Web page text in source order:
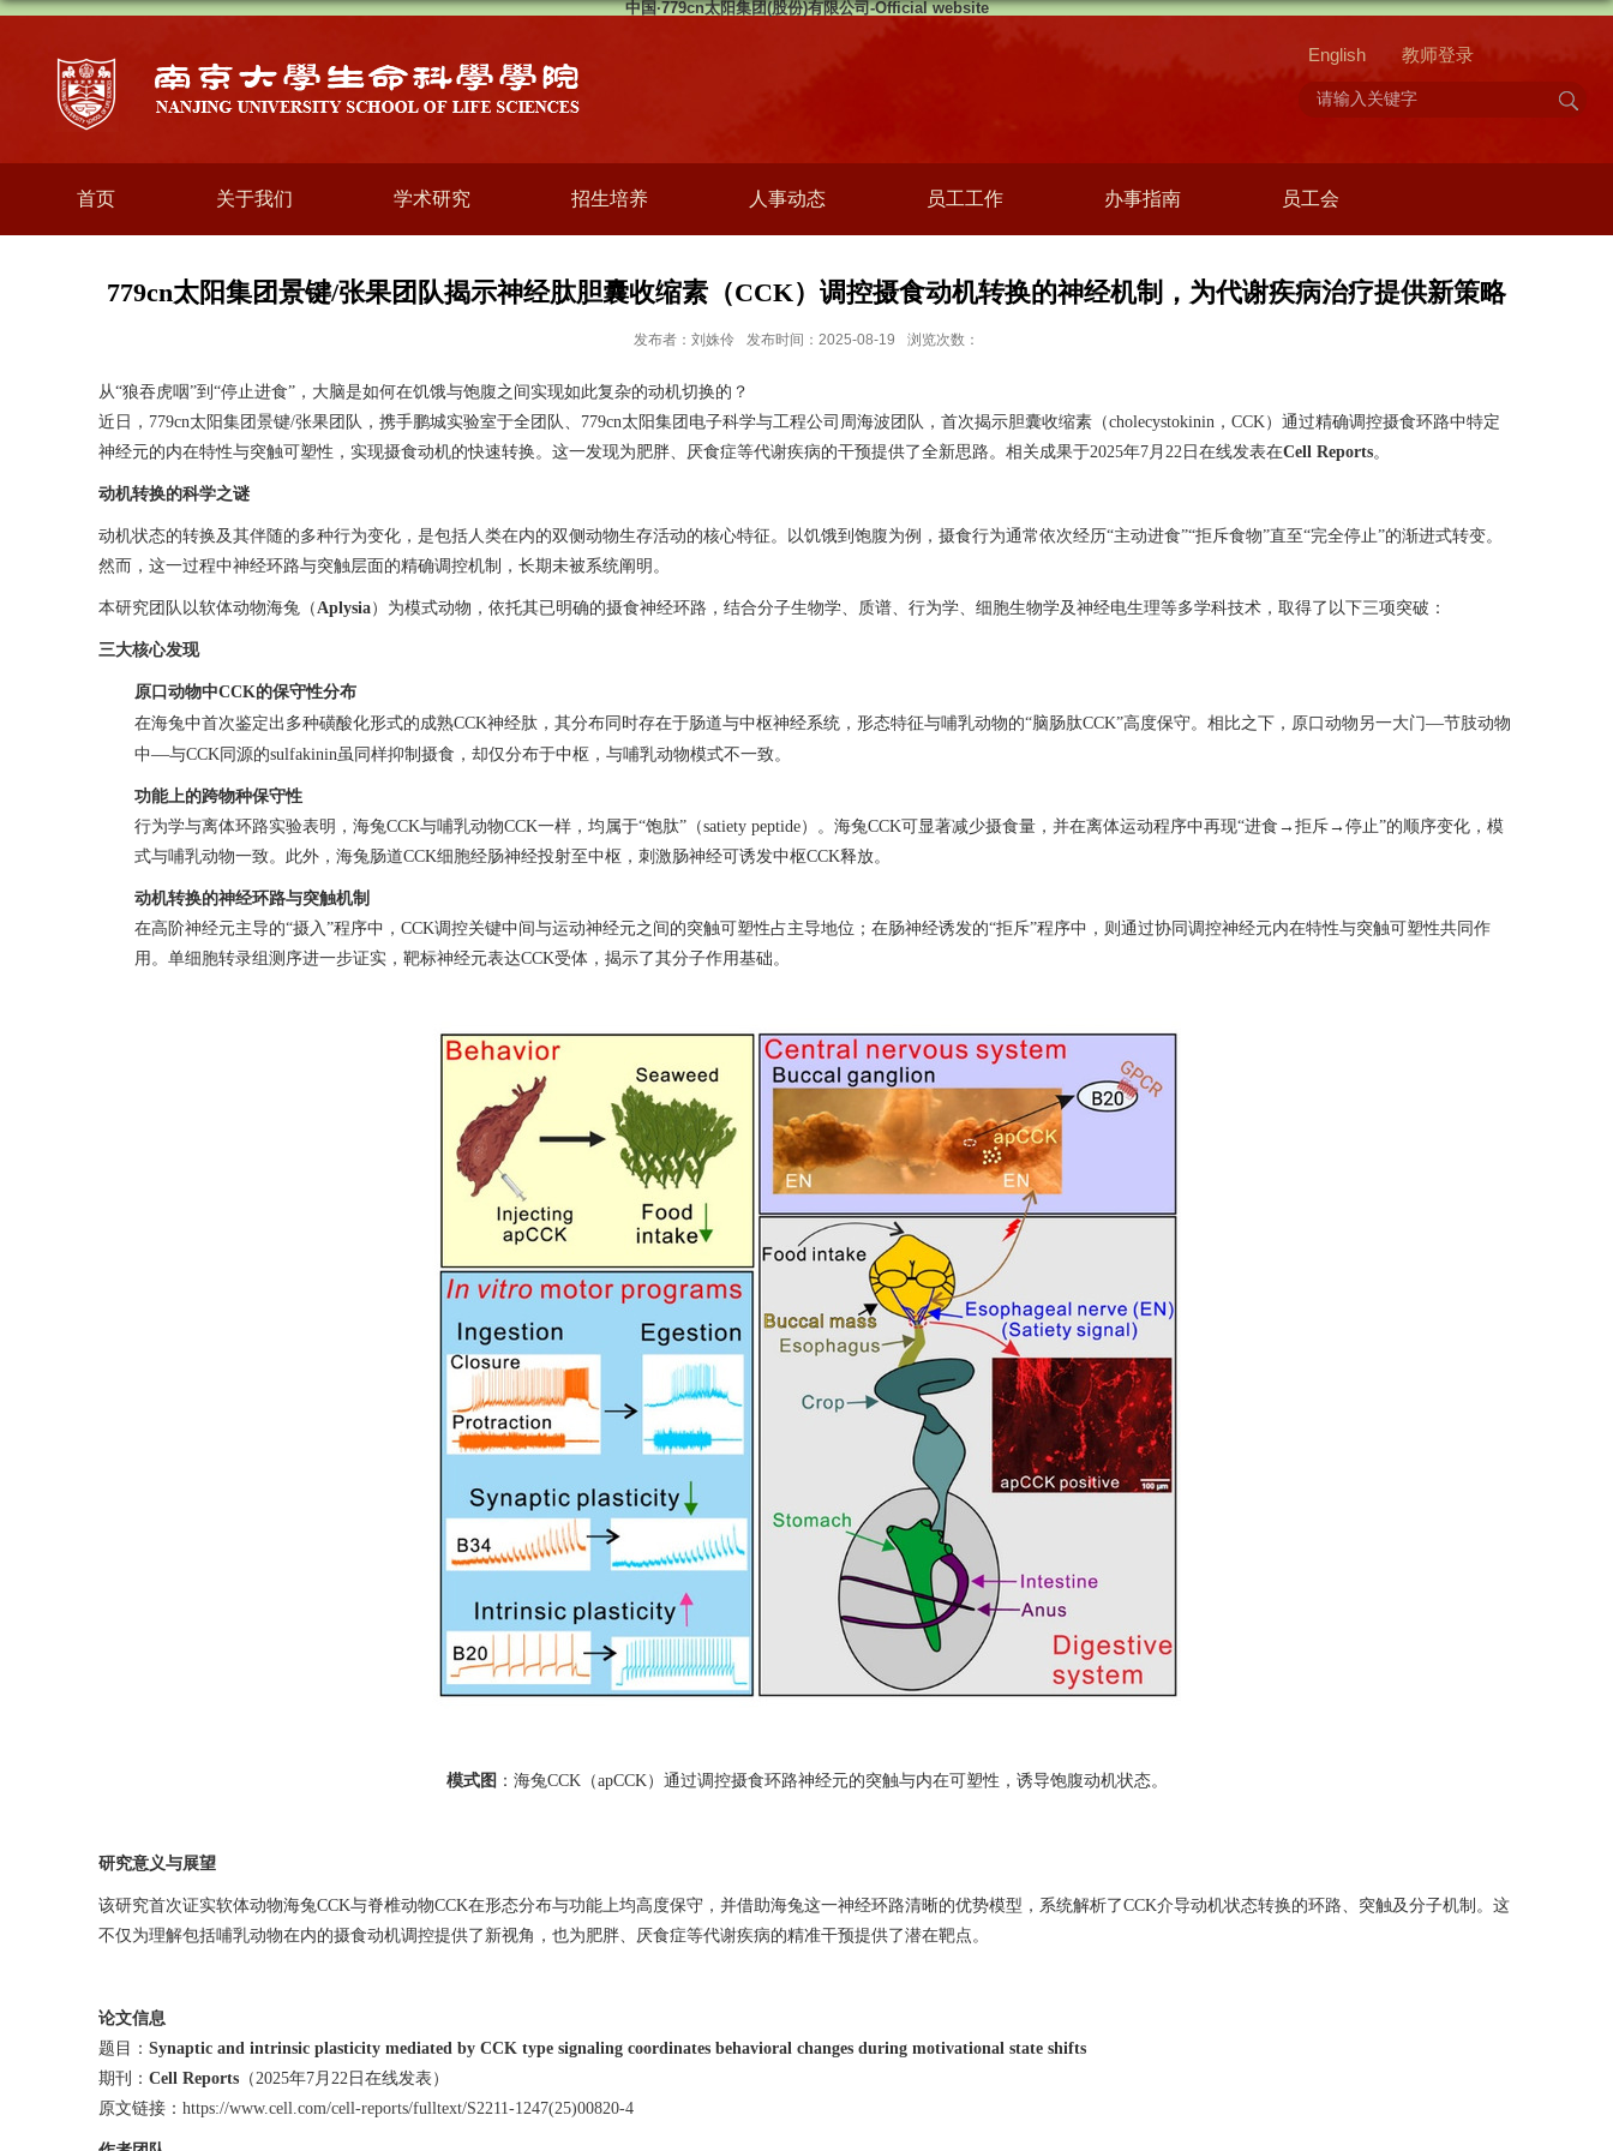
中国·779cn太阳集团(股份)有限公司-Official website
English 教师登录
首页 关于我们 学术研究 招生培养 人事动态 员工工作 办事指南 员工会
779cn太阳集团景键/张果团队揭示神经肽胆囊收缩素（CCK）调控摄食动机转换的神经机制，为代谢疾病治疗提供新策略
发布者：刘姝伶 发布时间：2025-08-19 浏览次数：
从“狼吞虎咽”到 “停止进食” ，大脑是如何在饥饿与饱腹之间实现如此复杂的动机切换的？
近日，779cn太阳集团景键/张果团队，携手鹏城实验室于全团队、779cn太阳集团电子科学与工程公司周海波团队，首次揭示胆囊收缩素（cholecystokinin ， CCK）通过精确调控摄食环路中特定
神经元的内在特性与突触可塑性，实现摄食动机的快速转换。这一发现为肥胖、厌食症等代谢疾病的干预提供了全新思路。相关成果于2025年7月 22 日在线发表在Cell Reports。
动机转换的科学之谜
动机状态的转换及其伴随的多种行为变化，是包括人类在内的双侧动物生存活动的核心特征。以饥饿到饱腹为例，摄食行为通常依次经历“主动进食”“拒斥食物”直至“完全停止”的渐进式转变。
然而，这一过程中神经环路与突触层面的精确调控机制，长期未被系统阐明。
本研究团队以软体动物海兔（Aplysia）为模式动物，依托其已明确的摄食神经环路，结合分子生物学、质谱、行为学、细胞生物学及神经电生理等多学科技术，取得了以下三项突破：
三大核心发现
原口动物中CCK的保守性分布
在海兔中首次鉴定出多种磺酸化形式的成熟CCK神经肽，其分布同时存在于肠道与中枢神经系统，形态特征与哺乳动物的“脑肠肽CCK”高度保守。相比之下，原口动物另一大门—节肢动物
中—与CCK 同源的sulfakinin虽同样抑制摄食，却仅分布于中枢，与哺乳动物模式不一致。
功能上的跨物种保守性
行为学与离体环路实验表明，海兔CCK与哺乳动物CCK一样，均属于“饱肽” （satiety peptide）。海兔CCK可显著减少摄食量，并在离体运动程序中再现“进食 → 拒斥→ 停止”的顺序变化，模
式与哺乳动物一致。此外，海兔肠道CCK细胞经肠神经投射至中枢，刺激肠神经可诱发中枢CCK释放。
动机转换的神经环路与突触机制
在高阶神经元主导的“摄入”程序中， CCK调控关键中间与运动神经元之间的突触可塑性占主导地位；在肠神经诱发的“拒斥”程序中，则通过协同调控神经元内在特性与突触可塑性共同作
用。单细胞转录组测序进一步证实，靶标神经元表达CCK受体，揭示了其分子作用基础。
模式图 ：海兔CCK（apCCK）通过调控摄食环路神经元的突触与内在可塑性，诱导饱腹动机状态。
研究意义与展望
该研究首次证实软体动物海兔CCK与脊椎动物CCK在形态分布与功能上均高度保守，并借助海兔这一神经环路清晰的优势模型，系统解析了CCK介导动机状态转换的环路、突触及分子机制。这
不仅为理解包括哺乳动物在内的摄食动机调控提供了新视角，也为肥胖、厌食症等代谢疾病的精准干预提供了潜在靶点。
论文信息
题目： Synaptic and intrinsic plasticity mediated by CCK type signaling coordinates behavioral changes during motivational state shifts
期刊： Cell Reports （2025年7月 22 日在线发表）
原文链接： https://www.cell.com/cell-reports/fulltext/S2211-1247(25)00820-4